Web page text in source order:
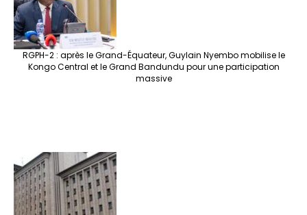
RGPH-2 : après le Grand-Équateur, Guylain Nyembo mobilise le
Kongo Central et le Grand Bandundu pour une participation
massive